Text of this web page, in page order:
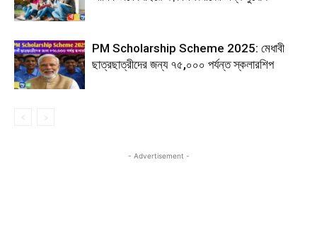
PM Scholarship Scheme 2025: মেধাবী
ছাত্রছাত্রীদের জন্য ₹৭৫,০০০ পর্যন্ত স্কলারশিপ
- Advertisement -